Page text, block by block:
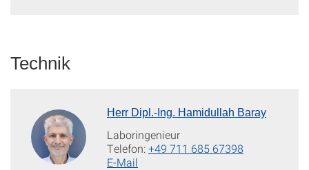
Technik
Herr Dipl.-Ing. Hamidullah Baray
Laboringenieur
Telefon:+49 711 685 67398
E-Mail